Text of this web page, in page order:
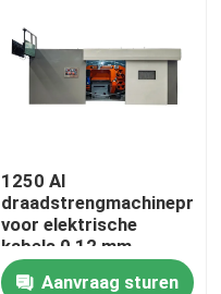
1250 Al
voor elektrische
kabels 0,12 mm
Aanvraag sturen